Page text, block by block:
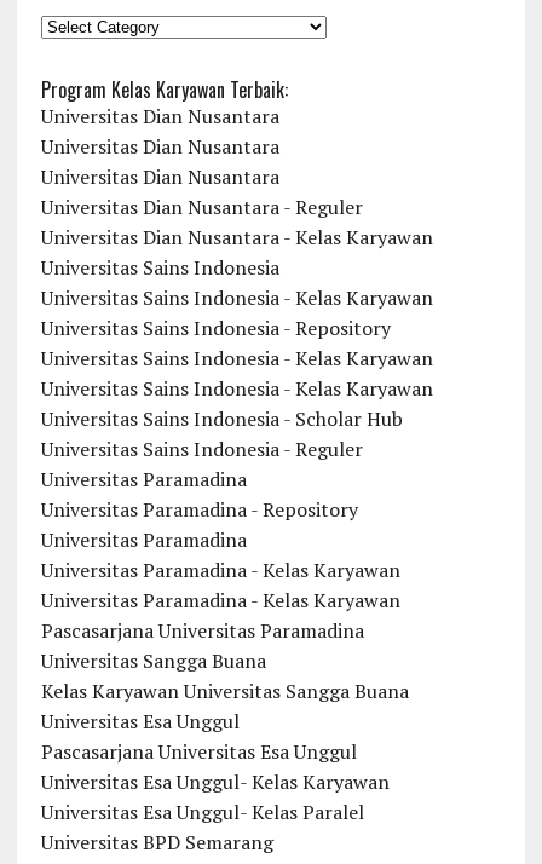
KATEGORI
Program Kelas Karyawan Terbaik:
Universitas Dian Nusantara
Universitas Dian Nusantara
Universitas Dian Nusantara
Universitas Dian Nusantara - Reguler
Universitas Dian Nusantara - Kelas Karyawan
Universitas Sains Indonesia
Universitas Sains Indonesia - Kelas Karyawan
Universitas Sains Indonesia - Repository
Universitas Sains Indonesia - Kelas Karyawan
Universitas Sains Indonesia - Kelas Karyawan
Universitas Sains Indonesia - Scholar Hub
Universitas Sains Indonesia - Reguler
Universitas Paramadina
Universitas Paramadina - Repository
Universitas Paramadina
Universitas Paramadina - Kelas Karyawan
Universitas Paramadina - Kelas Karyawan
Pascasarjana Universitas Paramadina
Universitas Sangga Buana
Kelas Karyawan Universitas Sangga Buana
Universitas Esa Unggul
Pascasarjana Universitas Esa Unggul
Universitas Esa Unggul- Kelas Karyawan
Universitas Esa Unggul- Kelas Paralel
Universitas BPD Semarang